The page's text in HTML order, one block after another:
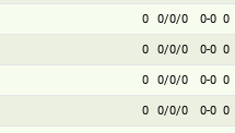
0 0/0/0 0-0 0
0 0/0/0 0-0 0
0 0/0/0 0-0 0
0 0/0/0 0-0 0